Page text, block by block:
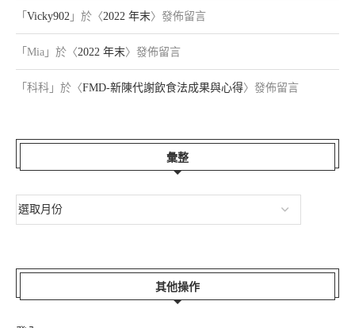
「 Vicky902 」於〈2022 年末〉發佈留言
「 Mia 」於〈2022 年末〉發佈留言
「 科科 」於〈FMD-新陳代謝飲食法成果與心得〉發佈留言
彙整
其他操作